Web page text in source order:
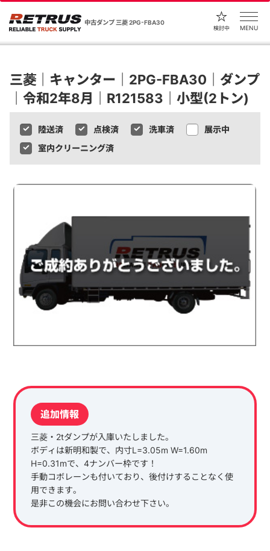
中古ダンプ 三菱 2PG-FBA30
検討中 MENU
三菱｜キャンター｜2PG-FBA30｜ダンプ
｜令和2年8月｜R121583｜小型(2トン)
陸送済 点検済 洗車済
展示中
室内クリーニング済
追加情報
三菱・2tダンプが入庫いたしました。
ボディは新明和製で、内寸L=3.05m W=1.60m
H=0.31mで、4ナンバー枠です！
手動コボレーンも付いており、後付けすることなく使
用できます。
是非この機会にお問い合わせ下さい。